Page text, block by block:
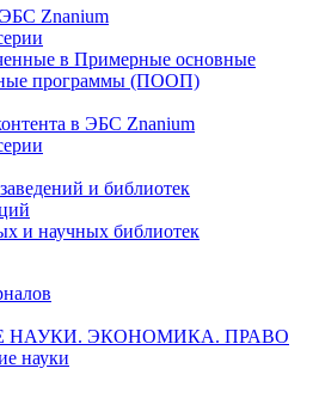
Znanium
в Примерные основные
программы (ПООП)
в ЭБС Znanium
и библиотек
и научных библиотек
НАУКИ. ЭКОНОМИКА. ПРАВО
науки